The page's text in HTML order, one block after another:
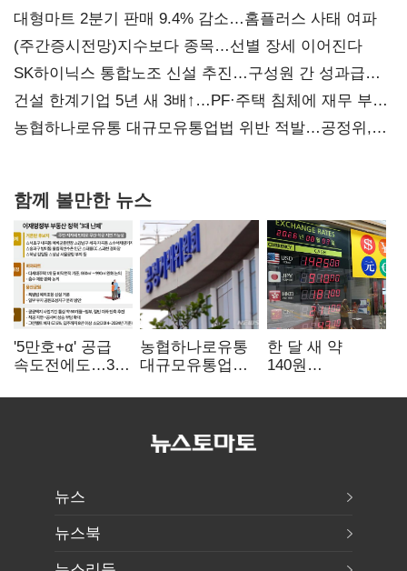
대형마트 2분기 판매 9.4% 감소…홈플러스 사태 여파
(주간증시전망)지수보다 종목…선별 장세 이어진다
SK하이닉스 통합노조 신설 추진…구성원 간 성과급
불만 확산
건설 한계기업 5년 새 3배↑…PF·주택 침체에 재무 부담
확대
농협하나로유통 대규모유통업법 위반 적발…공정위,
함께 볼만한 뉴스
'5만호+α' 공급
속도전에도…3대
농협하나로유통
대규모유통업법
공정위, 과징금
부과
한 달 새 약
140원
엔저'에 원화
뉴스
뉴스북